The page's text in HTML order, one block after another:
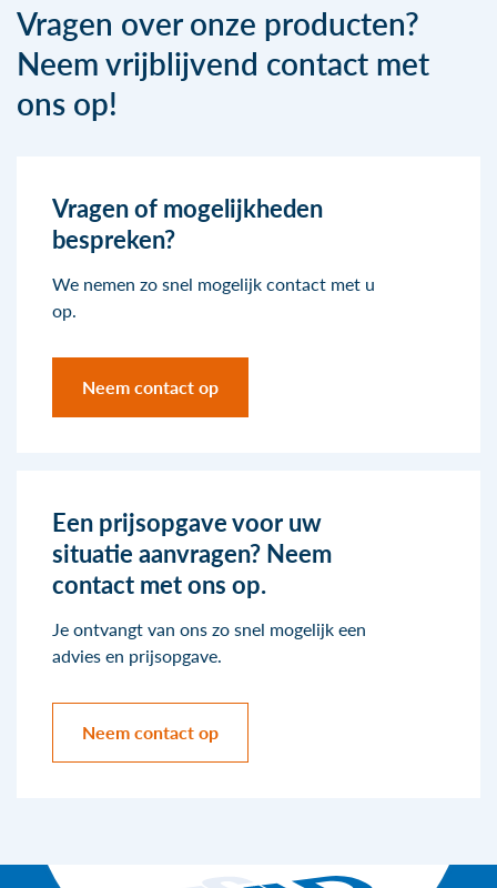
Vragen over onze producten?
Neem vrijblijvend contact met
ons op!
Vragen of mogelijkheden
bespreken?
We nemen zo snel mogelijk contact met u
op.
Neem contact op
Een prijsopgave voor uw
situatie aanvragen? Neem
contact met ons op.
Je ontvangt van ons zo snel mogelijk een
advies en prijsopgave.
Neem contact op